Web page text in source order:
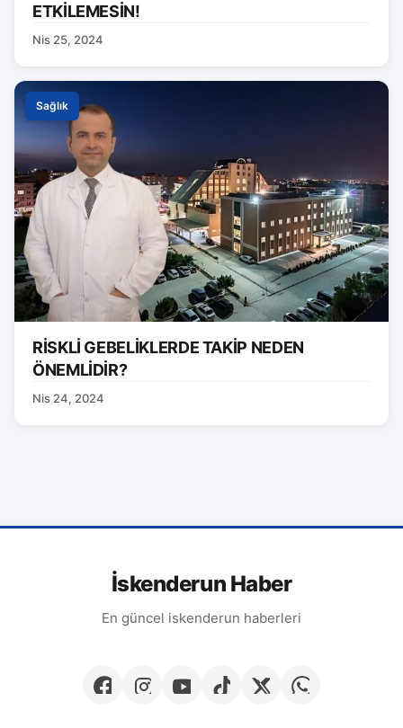
ETKİLEMESİN!
Nis 25, 2024
Sağlık
RİSKLİ GEBELİKLERDE TAKİP NEDEN
ÖNEMLİDİR?
Nis 24, 2024
İskenderun Haber
En güncel iskenderun haberleri